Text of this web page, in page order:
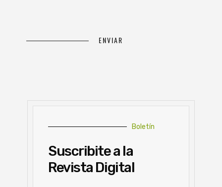
Boletín
Suscribite a la
Revista Digital